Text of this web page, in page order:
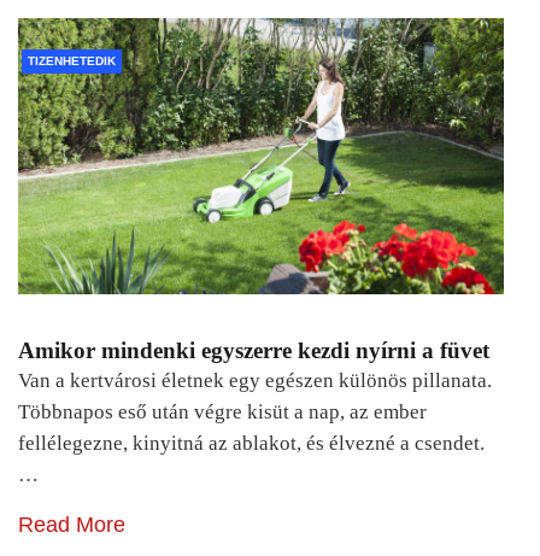
TIZENHETEDIK
Amikor mindenki egyszerre kezdi nyírni a füvet
Van a kertvárosi életnek egy egészen különös pillanata.
Többnapos eső után végre kisüt a nap, az ember
fellélegezne, kinyitná az ablakot, és élvezné a csendet.
…
Read More